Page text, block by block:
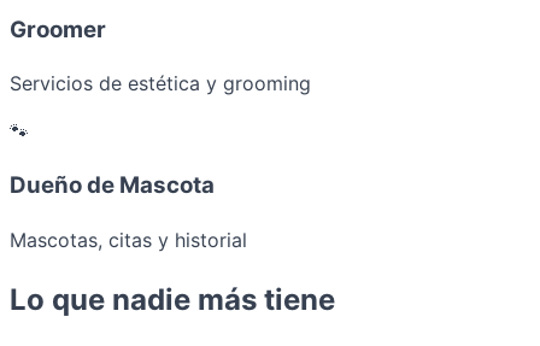
Groomer
Servicios de estética y grooming
🐾
Dueño de Mascota
Mascotas, citas y historial
Lo que nadie más tiene